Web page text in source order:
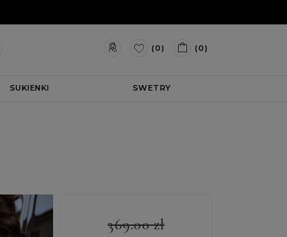
(0) (0)
SUKIENKI SWETRY
369.00zł